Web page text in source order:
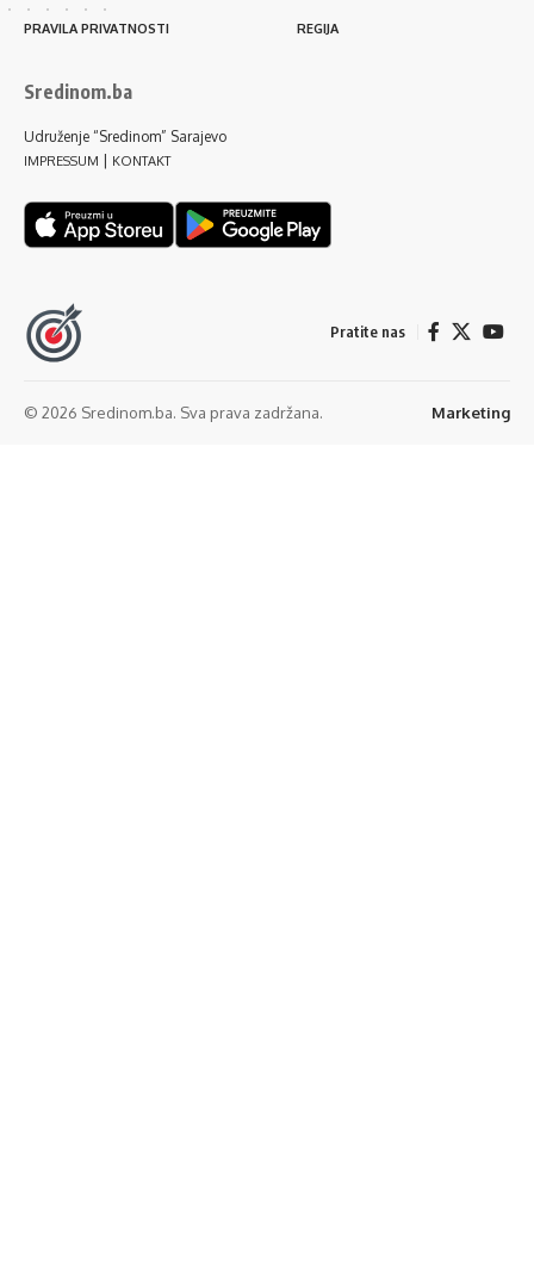
PRAVILA PRIVATNOSTI REGIJA
Sredinom.ba
Udruženje “Sredinom” Sarajevo
IMPRESSUM | KONTAKT
Pratite nas
© 2026 Sredinom.ba. Sva prava zadržana. Marketing